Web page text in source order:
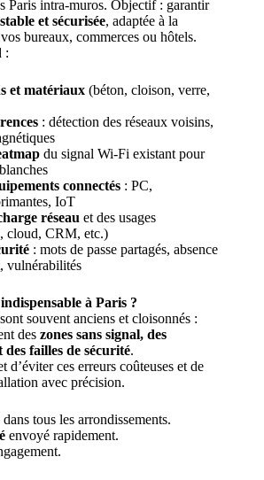
Paris intra-muros. Objectif : garantir
et sécurisée, adaptée à la
bureaux, commerces ou hôtels.
:
et matériaux (béton, cloison, verre,
: détection des réseaux voisins,
du signal Wi-Fi existant pour
connectés : PC,
IoT
réseau et des usages
cloud, CRM, etc.)
: mots de passe partagés, absence
vulnérabilités
à Paris ?
souvent anciens et cloisonnés :
des zones sans signal, des
failles de sécurité.
ces erreurs coûteuses et de
avec précision.
dans tous les arrondissements.
envoyé rapidement.